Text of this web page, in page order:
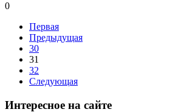
0
Первая
Предыдущая
30
31
32
Следующая
Интересное на сайте